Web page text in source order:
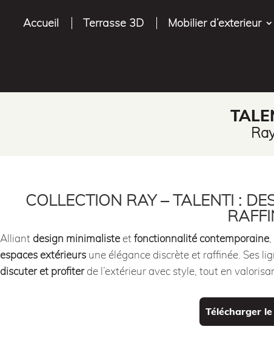
Accueil Terrasse 3D Mobilier d’exterieur
COLLECTION RAY – TALENTI :
Alliant design minimalisteetfonctionnalité contemporaine,
espaces extérieursune élégance discrète et raffinée. Ses
discuter et profiterde l’extérieur avec style, tout en
Télécharger